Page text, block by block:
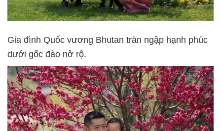
Gia đình Quốc vương Bhutan tràn ngập hạnh phúc
dưới gốc đào nở rộ.